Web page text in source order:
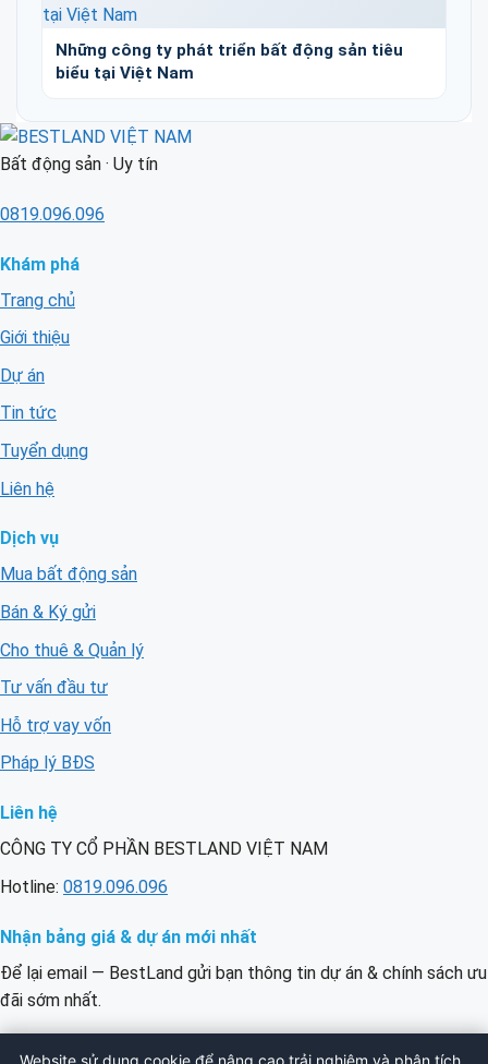
Những công ty phát triển bất động sản tiêu
biểu tại Việt Nam
Bất động sản · Uy tín
0819.096.096
Khám phá
Trang chủ
Giới thiệu
Dự án
Tin tức
Tuyển dụng
Liên hệ
Dịch vụ
Mua bất động sản
Bán & Ký gửi
Cho thuê & Quản lý
Tư vấn đầu tư
Hỗ trợ vay vốn
Pháp lý BĐS
Liên hệ
CÔNG TY CỔ PHẦN BESTLAND VIỆT NAM
Hotline: 0819.096.096
Nhận bảng giá & dự án mới nhất
Để lại email — BestLand gửi bạn thông tin dự án & chính sách ưu
đãi sớm nhất.
ĐĂNG KÝ
Website sử dụng cookie để nâng cao trải nghiệm và phân tích